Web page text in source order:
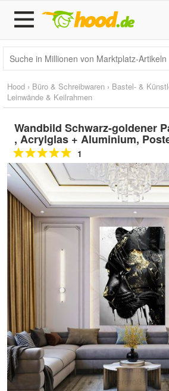
Hood › Büro & Schreibwaren › Bastel- &
Leinwände & Keilrahmen
Wandbild Schwarz-goldener
, Acrylglas + Aluminium,
1
Doppelt antippen
vergrößern